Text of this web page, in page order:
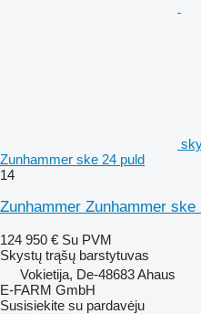
Zunhammer ske 24 puld
14
Zunhammer Zunhammer ske
124 950 € Su PVM
Skystų trąšų barstytuvas
Vokietija, De-48683 Ahaus
E-FARM GmbH
Susisiekite su pardavėju